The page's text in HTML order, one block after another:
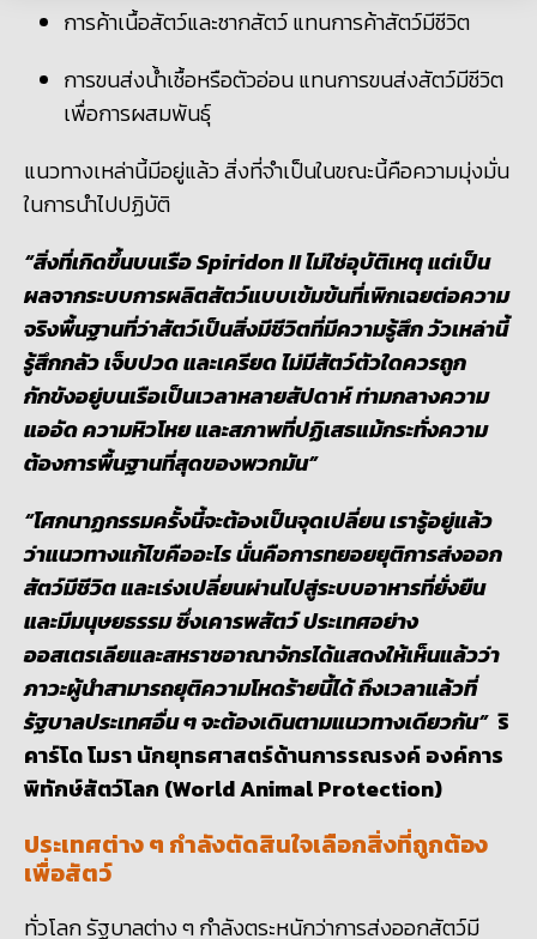
การค้าเนื้อสัตว์และซากสัตว์ แทนการค้าสัตว์มีชีวิต
การขนส่งน้ำเชื้อหรือตัวอ่อน แทนการขนส่งสัตว์มีชีวิต
เพื่อการผสมพันธุ์
แนวทางเหล่านี้มีอยู่แล้ว สิ่งที่จำเป็นในขณะนี้คือความมุ่งมั่น
ในการนำไปปฏิบัติ
“สิ่งที่เกิดขึ้นบนเรือ Spiridon II ไม่ใช่อุบัติเหตุ แต่เป็น
ผลจากระบบการผลิตสัตว์แบบเข้มข้นที่เพิกเฉยต่อความ
จริงพื้นฐานที่ว่าสัตว์เป็นสิ่งมีชีวิตที่มีความรู้สึก วัวเหล่านี้
รู้สึกกลัว เจ็บปวด และเครียด ไม่มีสัตว์ตัวใดควรถูก
กักขังอยู่บนเรือเป็นเวลาหลายสัปดาห์ ท่ามกลางความ
แออัด ความหิวโหย และสภาพที่ปฏิเสธแม้กระทั่งความ
ต้องการพื้นฐานที่สุดของพวกมัน”
“โศกนาฏกรรมครั้งนี้จะต้องเป็นจุดเปลี่ยน เรารู้อยู่แล้ว
ว่าแนวทางแก้ไขคืออะไร นั่นคือการทยอยยุติการส่งออก
สัตว์มีชีวิต และเร่งเปลี่ยนผ่านไปสู่ระบบอาหารที่ยั่งยืน
และมีมนุษยธรรม ซึ่งเคารพสัตว์ ประเทศอย่าง
ออสเตรเลียและสหราชอาณาจักรได้แสดงให้เห็นแล้วว่า
ภาวะผู้นำสามารถยุติความโหดร้ายนี้ได้ ถึงเวลาแล้วที่
รัฐบาลประเทศอื่น ๆ จะต้องเดินตามแนวทางเดียวกัน”ริ
คาร์โด โมรา นักยุทธศาสตร์ด้านการรณรงค์ องค์การ
พิทักษ์สัตว์โลก (World Animal Protection)
ประเทศต่าง ๆ กำลังตัดสินใจเลือกสิ่งที่ถูกต้อง
เพื่อสัตว์
ทั่วโลก รัฐบาลต่าง ๆ กำลังตระหนักว่าการส่งออกสัตว์มี